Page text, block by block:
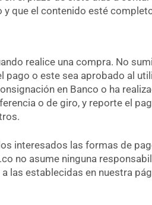
que el contenido esté
realice una compra. No
o este sea aprobado al
en Banco o ha
o de giro, y reporte el
interesados las formas de
no asume ninguna
las establecidas en nuestra